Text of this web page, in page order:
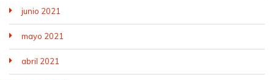
junio 2021
mayo 2021
abril 2021